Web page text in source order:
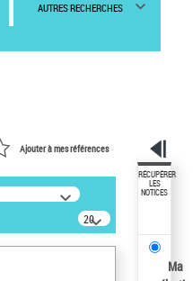
AUTRES RECHERCHES
Ajouter à mes références
20
résultats/page
RÉCUPÉRER
LES
NOTICES
Ma